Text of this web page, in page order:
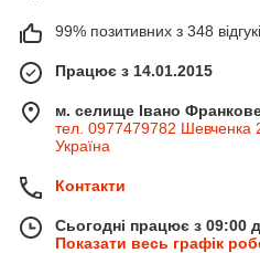
99% позитивних з 348
Працює з 14.01.2015
м. селище Івано
тел. 0977479782 Шевченка
Україна
Контакти
Сьогодні працює з 09:00
Показати весь графік